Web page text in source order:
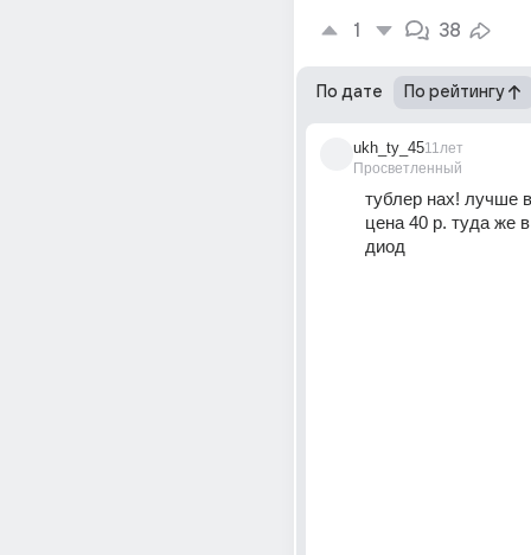
1 38
По дате По рейтингу
ukh_ty_45
Просветленный
11лет
тублер нах! лучше
цена 40 р. туда же
диод